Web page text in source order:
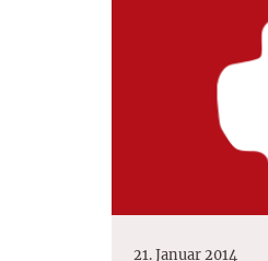
21. Januar 2014